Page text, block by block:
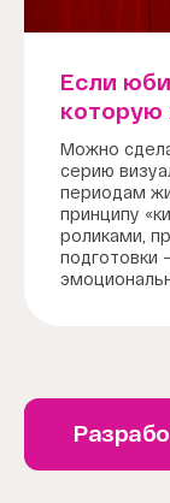
Если
которую
Можно
серию
периодам
принципу
роликами,
подготовки